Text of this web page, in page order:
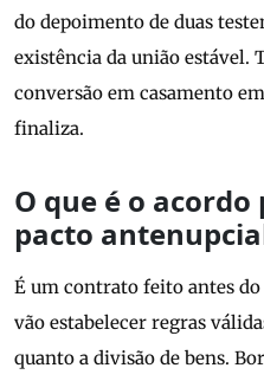
do depoimento de duas
existência da união estável.
conversão em casamento
finaliza.
O que é o
pacto
É um contrato feito antes
vão estabelecer regras
quanto a divisão de bens.